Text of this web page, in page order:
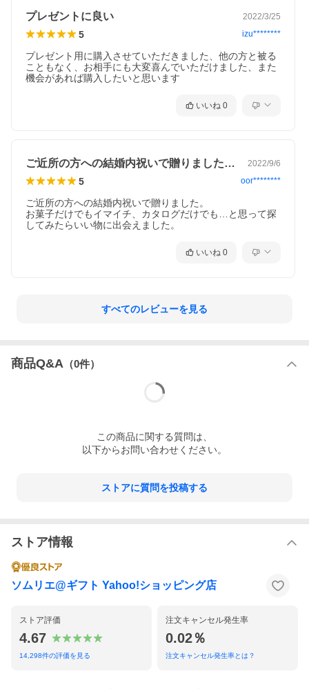
プレゼントに良い 2022/3/25
5 izu********
プレゼント用に購入させていただきました、他の方と被る
こともなく、お相手にも大変喜んでいただけました、また
機会があれば購入したいと思います
いいね 0
ご近所の方への結婚内祝いで贈りました。… 2022/9/6
5 oor********
ご近所の方への結婚内祝いで贈りました。
お菓子だけでもイマイチ、カタログだけでも…と思って探
してみたらいい物に出会えました。
いいね 0
すべてのレビューを見る
商品Q&A （0件）
この商品に関する質問は、
以下からお問い合わせください。
ストアに質問を投稿する
ストア情報
ソムリエ@ギフト Yahoo!ショッピング店
ストア評価
4.67
14,298件の評価を見る
注文キャンセル発生率
0.02％
注文キャンセル発生率とは？